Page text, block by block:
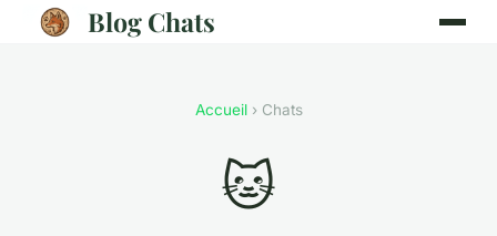
Blog Chats
Accueil› Chats
🐱